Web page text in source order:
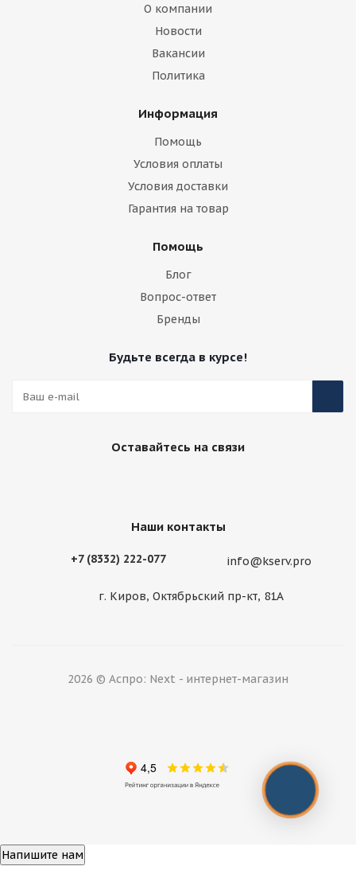
О компании
Новости
Вакансии
Политика
Информация
Помощь
Условия оплаты
Условия доставки
Гарантия на товар
Помощь
Блог
Вопрос-ответ
Бренды
Будьте всегда в курсе!
Оставайтесь на связи
Наши контакты
+7 (8332) 222-077 info@kserv.pro
г. Киров, Октябрьский пр-кт, 81А
2026 © Аспро: Next - интернет-магазин
Напишите нам